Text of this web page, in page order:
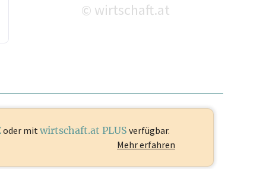
© wirtschaft.at
oder mit wirtschaft.at PLUS verfügbar.
Mehr erfahren